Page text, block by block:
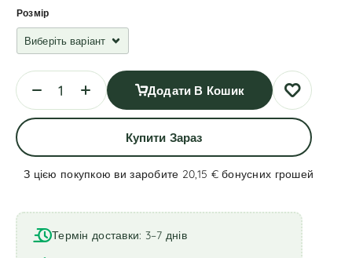
Розмір
Додати В Кошик
Купити Зараз
З цією покупкою ви заробите 20,15 €бонусних грошей
l
t
e
Термін доставки: 3–7 днів